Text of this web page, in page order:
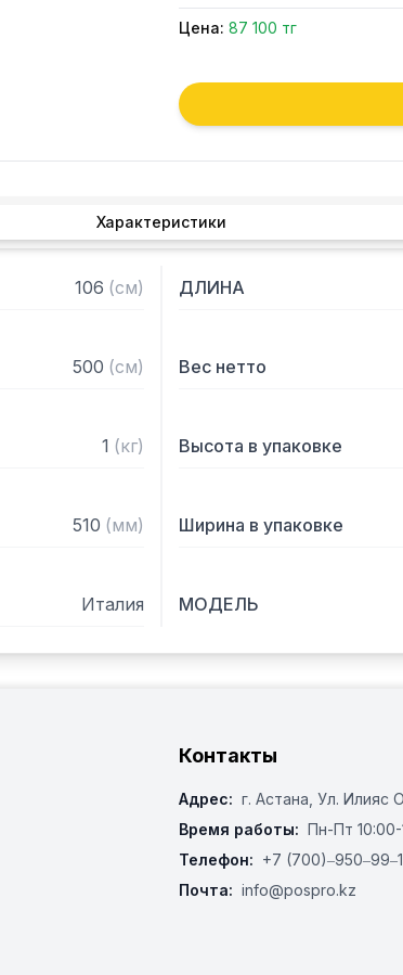
Цена: 87 100 тг
Характеристики
106 (см) ДЛИНА
500 (см) Вес нетто
1 (кг) Высота в упаковке
510 (мм) Ширина в упаковке
Италия МОДЕЛЬ
Контакты
Адрес: г. Астана, ​Ул. Илияс
Время работы: Пн-Пт 10:00-
Телефон: +7
Почта: info@pospro.kz